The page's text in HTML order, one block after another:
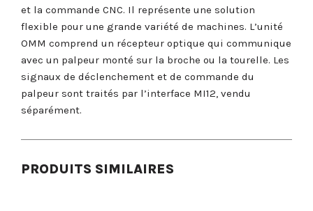
et la commande CNC. Il représente une solution
flexible pour une grande variété de machines. L’unité
OMM comprend un récepteur optique qui communique
avec un palpeur monté sur la broche ou la tourelle. Les
signaux de déclenchement et de commande du
palpeur sont traités par l’interface MI12, vendu
séparément.
PRODUITS SIMILAIRES